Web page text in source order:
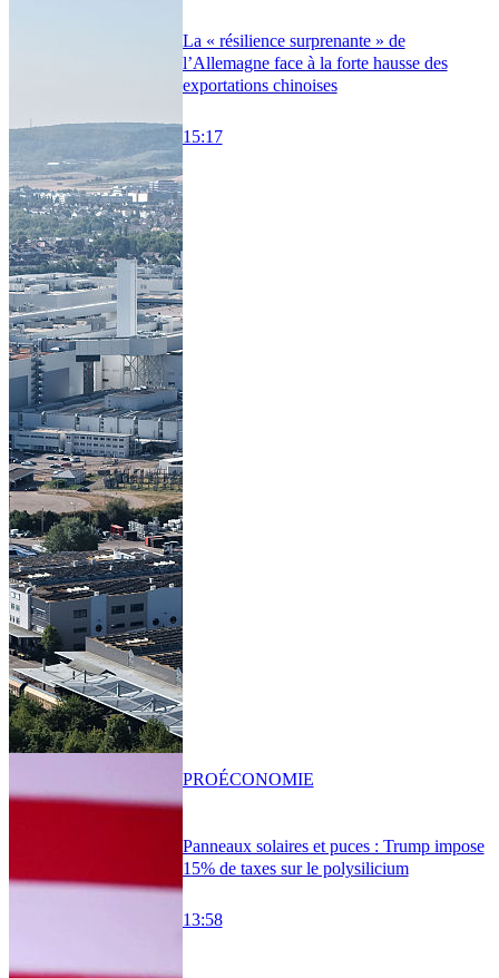
La « résilience surprenante » de
l’Allemagne face à la forte hausse des
exportations chinoises
15:17
Panneaux solaires et puces : Trump impose
15% de taxes sur le polysilicium
13:58
PROÉCONOMIE